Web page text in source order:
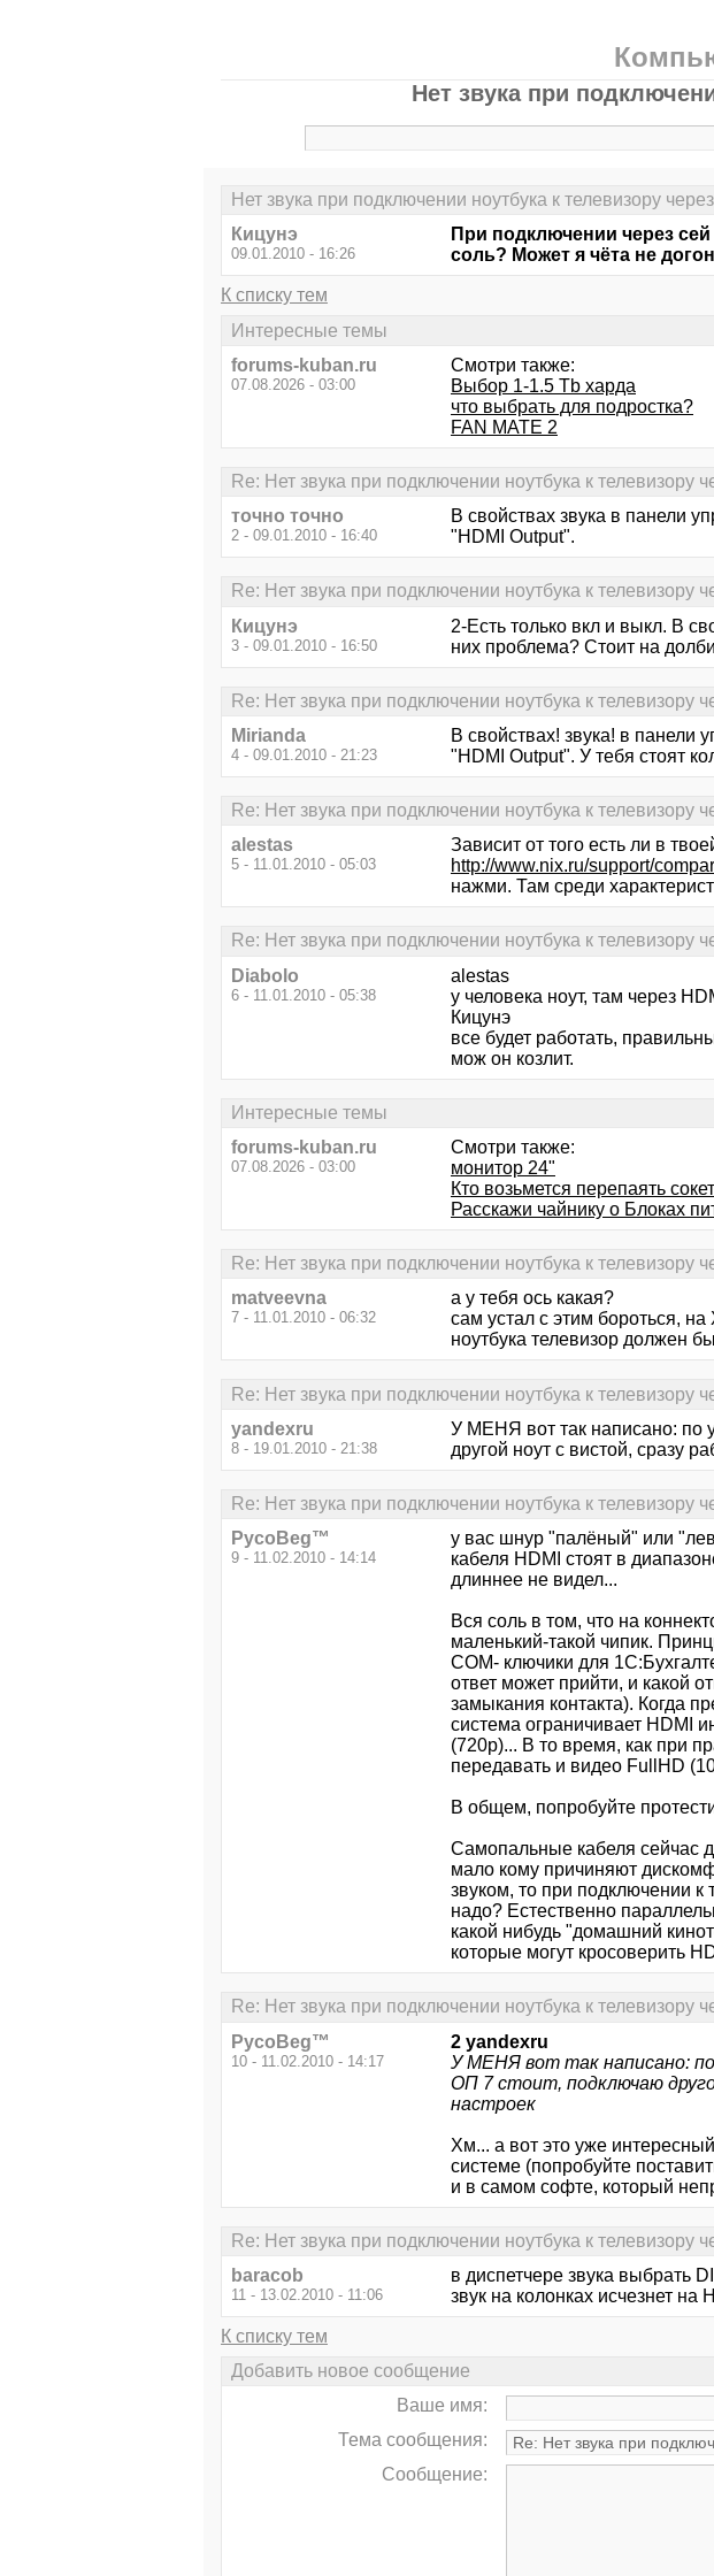
Нет звука при
Нет звука при подключении ноутбука к телевизору через
Кицунэ
09.01.2010 - 16:26
При подключении через сей
соль? Может я чёта не
К списку тем
Интересные темы
forums-kuban.ru
07.08.2026 - 03:00
Смотри также:
Выбор 1-1.5 Tb харда
что выбрать для подростка?
FAN MATE 2
Re: Нет звука при подключении ноутбука к телевизору
точно точно
2 - 09.01.2010 - 16:40
В свойствах звука в панели
"HDMI Output".
Re: Нет звука при подключении ноутбука к телевизору
Кицунэ
3 - 09.01.2010 - 16:50
2-Есть только вкл и выкл. В
них проблема? Стоит на долби
Re: Нет звука при подключении ноутбука к телевизору
Mirianda
4 - 09.01.2010 - 21:23
В свойствах! звука! в панели
"HDMI Output". У тебя стоят
Re: Нет звука при подключении ноутбука к телевизору
alestas
5 - 11.01.2010 - 05:03
Зависит от того есть ли в
http://www.nix.ru/support/
нажми. Там среди
Re: Нет звука при подключении ноутбука к телевизору
Diabolo
6 - 11.01.2010 - 05:38
alestas
у человека ноут, там через
Кицунэ
все будет работать,
мож он козлит.
Интересные темы
forums-kuban.ru
07.08.2026 - 03:00
Смотри также:
монитор 24"
Кто возьмется перепаять
Расскажи чайнику о Блоках
Re: Нет звука при подключении ноутбука к телевизору
matveevna
7 - 11.01.2010 - 06:32
а у тебя ось какая?
сам устал с этим бороться,
ноутбука телевизор должен
Re: Нет звука при подключении ноутбука к телевизору
yandexru
8 - 19.01.2010 - 21:38
У МЕНЯ вот так написано: по
другой ноут с вистой, сразу
Re: Нет звука при подключении ноутбука к телевизору
PycoBeg™
9 - 11.02.2010 - 14:14
у вас шнур "палёный" или
кабеля HDMI стоят в
длиннее не видел...
Вся соль в том, что на
маленький-такой чипик.
COM- ключики для
ответ может прийти, и какой
замыкания контакта). Когда
система ограничивает HDMI
(720p)... В то время, как при
передавать и видео FullHD
В общем, попробуйте
Самопальные кабеля сейчас
мало кому причиняют
звуком, то при подключении к
надо? Естественно
какой нибудь "домашний
которые могут кросоверить
Re: Нет звука при подключении ноутбука к телевизору
PycoBeg™
10 - 11.02.2010 - 14:17
2 yandexru
У МЕНЯ вот так написано:
ОП 7 стоит, подключаю
настроек
Хм... а вот это уже
системе (попробуйте
и в самом софте, который
Re: Нет звука при подключении ноутбука к телевизору
baracob
11 - 13.02.2010 - 11:06
в диспетчере звука выбрать
звук на колонках исчезнет на
К списку тем
Добавить новое сообщение
Ваше имя:
Тема сообщения:
Сообщение: